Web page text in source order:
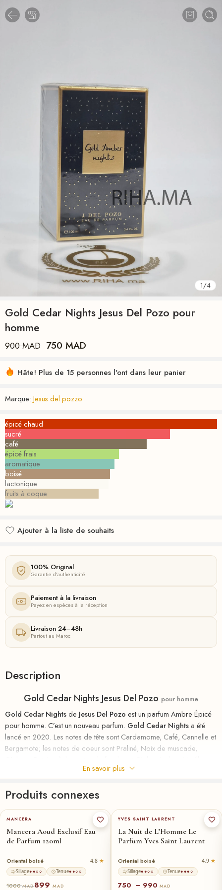
1/4
Gold Cedar Nights Jesus Del Pozo pour
homme
900MAD 750 MAD
Hâte! Plus de 15 personnes l'ont dans leur panier
Marque: Jesus del pozzo
épicé chaud
sucré
café
épicé frais
aromatique
boisé
lactonique
fruits à coque
Ajouter à la liste de souhaits
100% Original
Garantie d'authenticité
Paiement à la livraison
Payez en espèces à la réception
Livraison 24–48h
Partout au Maroc
Description
Gold Cedar Nights Jesus Del Pozo pour homme
Gold Cedar Nightsde Jesus Del Pozo est un parfum Ambre Épicé
pour homme. C’est un nouveau parfum. Gold Cedar Nightsa été
lancé en 2020. Les notes de tête sont Cardamome, Café, Cannelle et
Bergamote; les notes de coeur sont Praliné, Noix de muscade,
riha.ma Description
Parfum RIHAla parfumerie en ligne en
MAROC , le nouveau parfum d’un homme pleinement accompli.
Capable de surmonter tous les challenges, il ne prend jamais rien
tracé. Son credo : aller toujours plus loin.
S’il a souvent été qualifié de non conventionnel ou d’agitateur d’idée,
En savoir plus
Produits connexes
MANCERA
Mancera Aoud Exclusif Eau
de Parfum 120ml
Oriental boisé 4,8
Sillage●●○○ Tenue●●○○
1000MAD899 MAD
YVES SAINT LAURENT
La Nuit de L’Homme Le
Parfum Yves Saint Laurent
Oriental boisé 4,9
Sillage●●○○ Tenue●●●○
750 – 990 MAD